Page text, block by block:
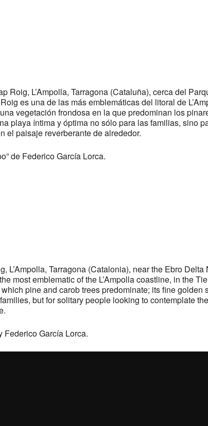
Roig, L’Ampolla, Tarragona (Cataluña), cerca del
es una de las más emblemáticas del litoral de
vegetación frondosa en la que predominan los
playa íntima y óptima no sólo para las familias, sino
el paisaje reverberante de alrededor.
de Federico García Lorca.
Tarragona (Catalonia), near the Ebro Delta
most emblematic of the L’Ampolla coastline, in the
pine and carob trees predominate; its fine
but for solitary people looking to contemplate
Federico García Lorca.